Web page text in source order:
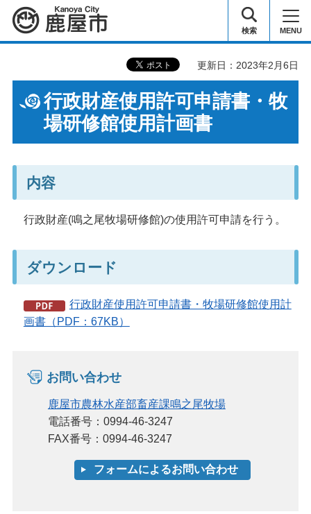
鹿屋市 検索 MENU
更新日：2023年2月6日
行政財産使用許可申請書・牧
場研修館使用計画書
内容
行政財産(鳴之尾牧場研修館)の使用許可申請を行う。
ダウンロード
行政財産使用許可申請書・牧場研修館使用計
画書（PDF：67KB）
お問い合わせ
鹿屋市農林水産部畜産課鳴之尾牧場
電話番号：0994-46-3247
FAX番号：0994-46-3247